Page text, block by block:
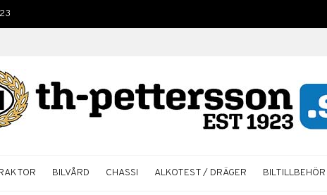
BILVÅRD CHASSI ALKOTEST / DRÄGER BILTILLBEHÖR